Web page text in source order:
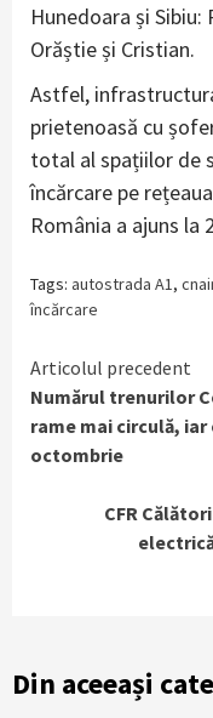
Hunedoara și Sibiu:
Orăștie și Cristian.
Astfel,
prietenoasă cu
total al spațiilor de
încărcare pe
România a ajuns la
Tags: autostrada A1,
încărcare
Continue
Reading
Articolul precedent
Numărul trenurilor
rame mai circulă,
octombrie
CFR
Din aceeași